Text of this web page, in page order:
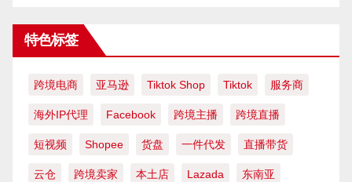
特色标签
跨境电商 亚马逊 Tiktok Shop Tiktok 服务商
海外IP代理 Facebook 跨境主播 跨境直播
短视频 Shopee 货盘 一件代发 直播带货
云仓 跨境卖家 本土店 Lazada 东南亚